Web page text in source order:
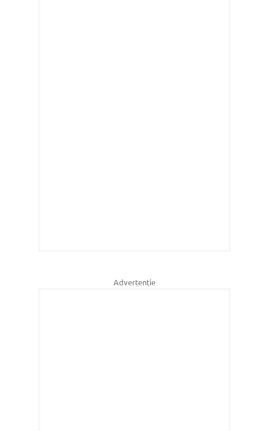
Advertentie